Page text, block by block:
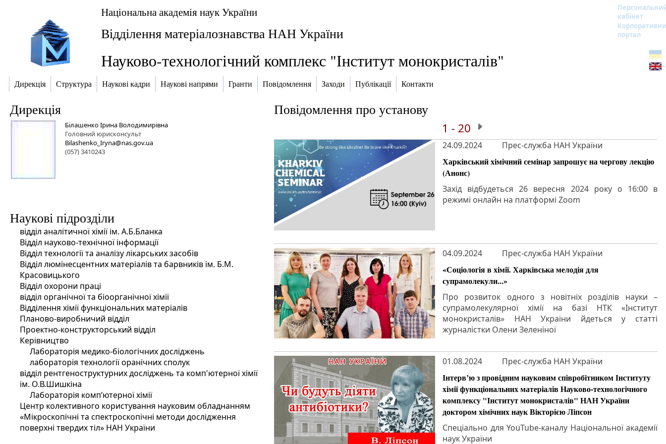
Національна академія наук України
кабінет
портал
Відділення матеріалознавства НАН України
Науково-технологічний комплекс "Інститут монокристалів"
Дирекція Структура Наукові кадри Наукові напрями Гранти Повідомлення Заходи Публікації Контакти
Дирекція
Білашенко Ірина Володимирівна
Головний юрисконсульт
Bilashenko_Iryna@nas.gov.ua
(057) 3410243
Наукові підрозділи
відділ аналітичної хімії ім. А.Б.Бланка
Відділ науково-технічної інформації
Відділ технології та аналізу лікарських засобів
Відділ люмінесцентних матеріалів та барвників ім. Б.М.
Красовицького
Відділ охорони праці
відділ органічної та біоорганічної хімії
Відділення хімії функціональних матеріалів
Планово-виробничий відділ
Проектно-конструкторський відділ
Керівництво
Лабораторія медико-біологічних досліджень
лабораторія технології оранічних сполук
відділ рентгеноструктурних досліджень та комп'ютерної хімії
ім. О.В.Шишкіна
Лабораторія комп’ютерної хімії
Центр колективного користування науковим обладнанням
«Мікроскопічні та спектроскопічні методи дослідження
поверхні твердих тіл» НАН України
Повідомлення про установу
1 - 20
24.09.2024 Прес-служба НАН України
Харківський хімічний семінар запрошує на чергову лекцію
(Анонс)
Захід відбудеться 26 вересня 2024 року о 16:00 в
режимі онлайн на платформі Zoom
04.09.2024 Прес-служба НАН України
«Соціологія в хімії. Харківська мелодія для
супрамолекули...»
Про розвиток одного з новітніх розділів науки –
супрамолекулярної хімії на базі НТК «Інститут
монокристалів» НАН України йдеться у статті
журналістки Олени Зеленіної
01.08.2024 Прес-служба НАН України
Інтерв’ю з провідним науковим співробітником Інституту
хімії функціональних матеріалів Науково-технологічного
комплексу "Інститут монокристалів" НАН України
доктором хімічних наук Вікторією Ліпсон
Спеціально для YouTube-каналу Національної академії
наук України